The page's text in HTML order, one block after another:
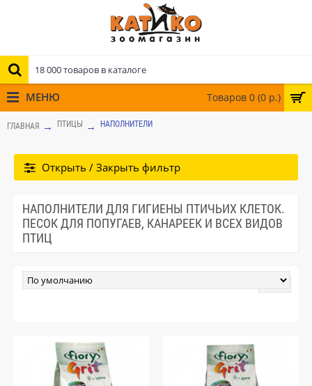
Товаров 0 (0 р.)
МЕНЮ
ГЛАВНАЯ ПТИЦЫ НАПОЛНИТЕЛИ
Открыть / Закрыть фильтр
НАПОЛНИТЕЛИ ДЛЯ ГИГИЕНЫ ПТИЧЬИХ КЛЕТОК.
ПЕСОК ДЛЯ ПОПУГАЕВ, КАНАРЕЕК И ВСЕХ ВИДОВ
ПТИЦ